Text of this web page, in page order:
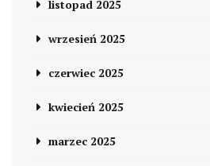
listopad 2025
wrzesień 2025
czerwiec 2025
kwiecień 2025
marzec 2025